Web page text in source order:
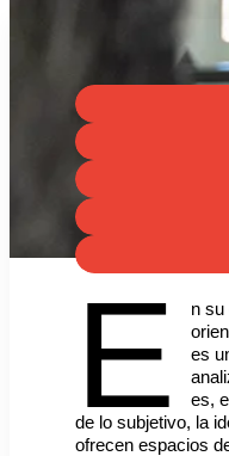
E n
es
es,
de lo subjetivo, la
ofrecen espacios